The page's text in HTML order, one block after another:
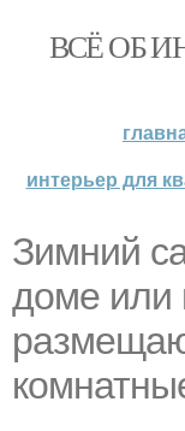
ВСЁ ОБ
интерьер для
Зимний
доме или